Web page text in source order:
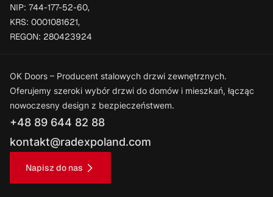
NIP: 744-177-52-60,
KRS: 0001081621,
REGON: 280423924
OK Doors – Producent stalowych drzwi zewnętrznych.
Oferujemy szeroki wybór drzwi do domów i mieszkań, łącząc
nowoczesny design z bezpieczeństwem.
+48 89 644 82 88
kontakt@radexpoland.com
Napisz do nas